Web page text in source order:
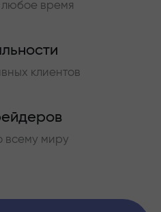
время
клиентов
всему миру